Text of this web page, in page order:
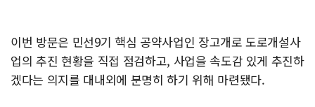
이번 방문은 민선9기 핵심 공약사업인 장고개로 도로개설사
업의 추진 현황을 직접 점검하고, 사업을 속도감 있게 추진하
겠다는 의지를 대내외에 분명히 하기 위해 마련됐다.